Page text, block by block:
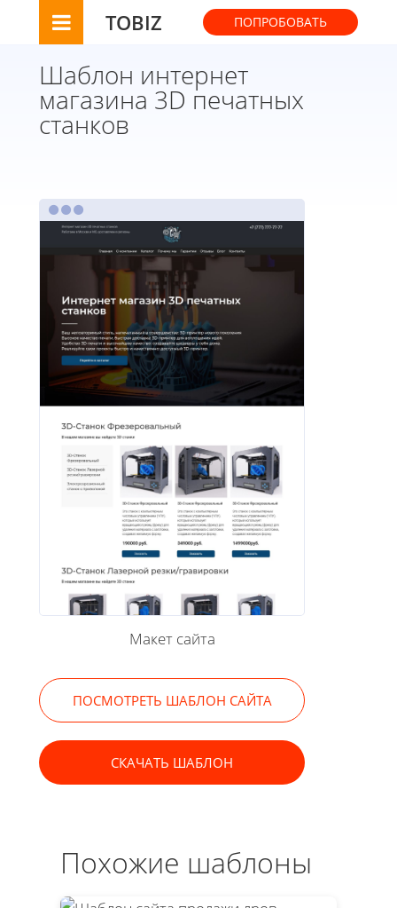
TOBIZ ПОПРОБОВАТЬ
Шаблон интернет
магазина 3D печатных
станков
Макет сайта
ПОСМОТРЕТЬ ШАБЛОН САЙТА
СКАЧАТЬ ШАБЛОН
Похожие шаблоны